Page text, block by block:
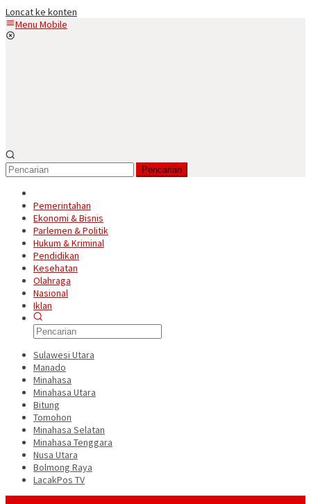
Loncat ke konten
Menu Mobile
Pencarian
Pemerintahan
Ekonomi & Bisnis
Parlemen & Politik
Hukum & Kriminal
Pendidikan
Kesehatan
Olahraga
Nasional
Iklan
Sulawesi Utara
Manado
Minahasa
Minahasa Utara
Bitung
Tomohon
Minahasa Selatan
Minahasa Tenggara
Nusa Utara
Bolmong Raya
LacakPos TV